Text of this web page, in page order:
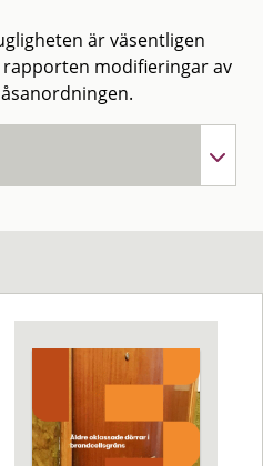
är väsentligen
modifieringar av